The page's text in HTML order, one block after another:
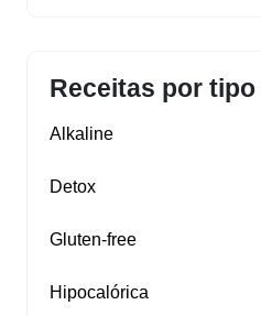
Receitas por
Alkaline
Detox
Gluten‑free
Hipocalórica